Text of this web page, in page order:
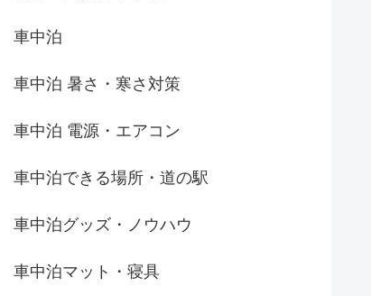
車中泊
車中泊 暑さ・寒さ対策
車中泊 電源・エアコン
車中泊できる場所・道の駅
車中泊グッズ・ノウハウ
車中泊マット・寝具